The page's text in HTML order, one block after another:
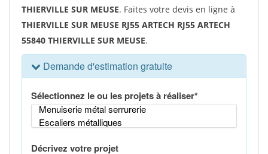
THIERVILLE SUR MEUSE. Faites votre devis en ligne à
THIERVILLE SUR MEUSE RJ55 ARTECH RJ55 ARTECH
55840 THIERVILLE SUR MEUSE.